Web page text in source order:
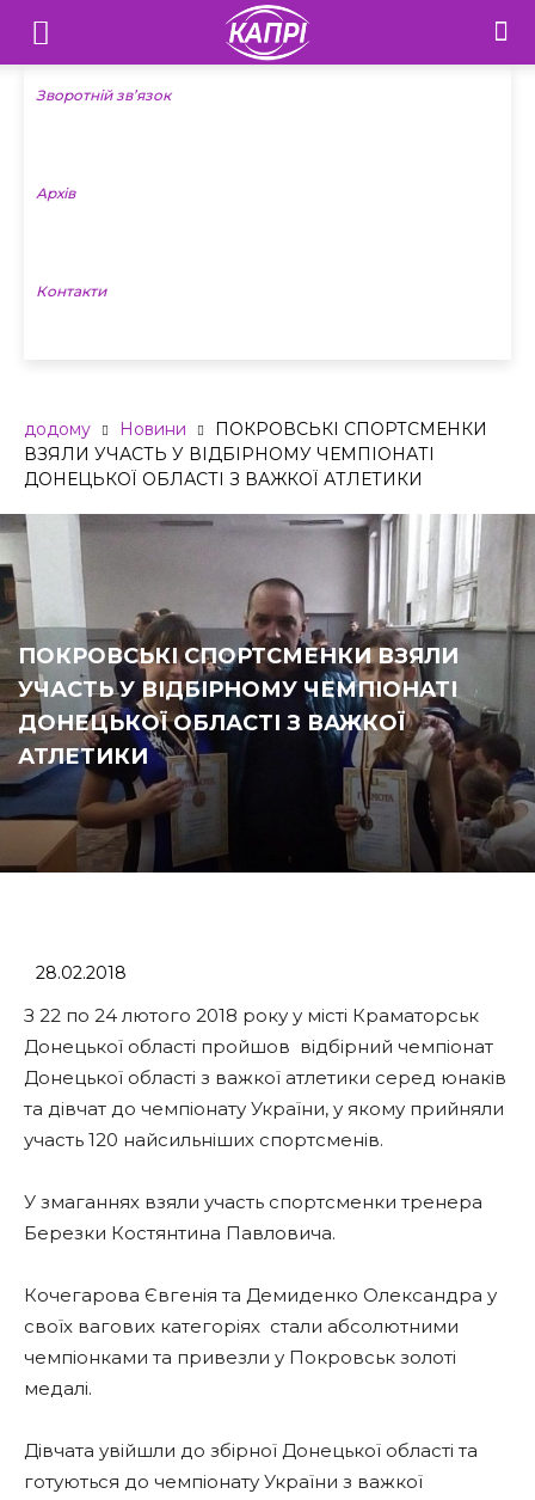
Телебачення
«Капрі»
Новини
Зворотній зв’язок
Архів
Контакти
додому Новини
ПОКРОВСЬКІ СПОРТСМЕНКИ
ВЗЯЛИ УЧАСТЬ У ВІДБІРНОМУ ЧЕМПІОНАТІ
ДОНЕЦЬКОЇ ОБЛАСТІ З ВАЖКОЇ АТЛЕТИКИ
ПОКРОВСЬКІ СПОРТСМЕНКИ ВЗЯЛИ
УЧАСТЬ У ВІДБІРНОМУ ЧЕМПІОНАТІ
ДОНЕЦЬКОЇ ОБЛАСТІ З ВАЖКОЇ
АТЛЕТИКИ
28.02.2018
З 22 по 24 лютого 2018 року у місті Краматорськ
Донецької області пройшов відбірний чемпіонат
Донецької області з важкої атлетики серед юнаків
та дівчат до чемпіонату України, у якому прийняли
участь 120 найсильніших спортсменів.
У змаганнях взяли участь спортсменки тренера
Березки Костянтина Павловича.
Кочегарова Євгенія та Демиденко Олександра у
своїх вагових категоріях стали абсолютними
чемпіонками та привезли у Покровськ золоті
медалі.
Дівчата увійшли до збірної Донецької області та
готуються до чемпіонату України з важкої